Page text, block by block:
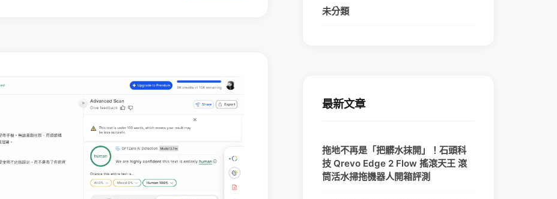
未分類
最新文章
拖地不再是「把髒水抹開」！石頭科
技 Qrevo Edge 2 Flow 搖滾天王 滾
筒活水掃拖機器人開箱評測